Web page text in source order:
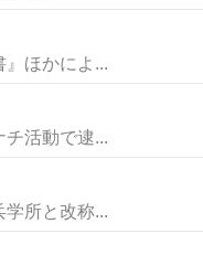
ほかによ...
活動で逮...
所と改称...